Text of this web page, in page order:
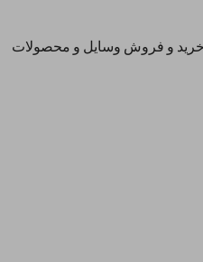
خرید و فروش وسایل و محصولات